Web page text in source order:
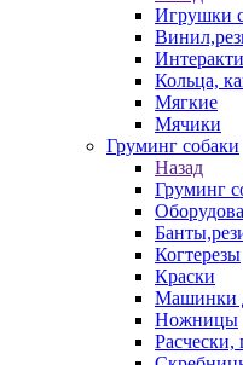
Игрушки
Кольца,
Мягкие
Мячики
Груминг собаки
Назад
Груминг
Когтерезы
Краски
Машинки
Ножницы
Расчески,